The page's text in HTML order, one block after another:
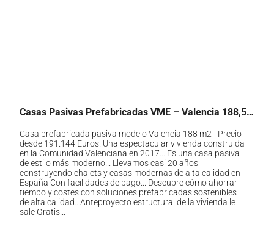
Casas Pasivas Prefabricadas VME – Valencia 188,52m2 Precio
Casa prefabricada pasiva modelo Valencia 188 m2 - Precio
desde 191.144 Euros. Una espectacular vivienda construida
en la Comunidad Valenciana en 2017... Es una casa pasiva
de estilo más moderno... Llevamos casi 20 años
construyendo chalets y casas modernas de alta calidad en
España Con facilidades de pago... Descubre cómo ahorrar
tiempo y costes con soluciones prefabricadas sostenibles
de alta calidad.. Anteproyecto estructural de la vivienda le
sale Gratis...